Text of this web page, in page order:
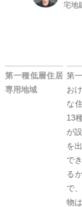
宅地
第一種低層住居
専用地域
第
お
な
13
が
を
で
る
で
物